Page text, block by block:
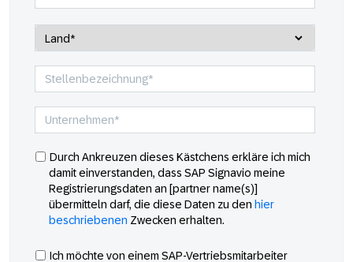
Durch Ankreuzen dieses Kästchens erkläre ich mich
damit einverstanden, dass SAP Signavio meine
Registrierungsdaten an [partner name(s)]
übermitteln darf, die diese Daten zu den hier
beschriebenen Zwecken erhalten.
Ich möchte von einem SAP-Vertriebsmitarbeiter